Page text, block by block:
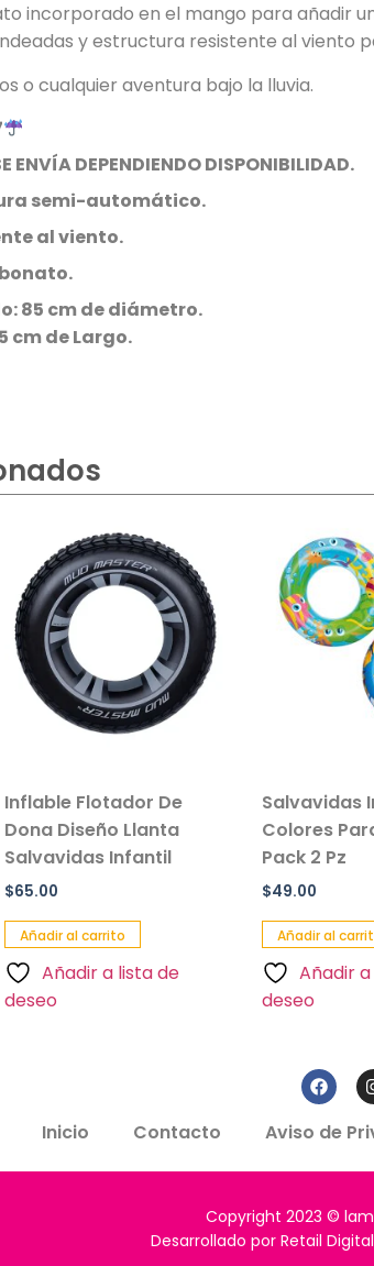
incorporado en el mango para añadir
y estructura resistente al viento
o cualquier aventura bajo la lluvia.
DEPENDIENDO DISPONIBILIDAD.
semi-automático.
al viento.
85 cm de diámetro.
cm de Largo.
Inflable Flotador De
Dona Diseño Llanta
Salvavidas Infantil
$65.00
Añadir al carrito
Añadir a lista de
deseo
Salvavidas
Colores
Pack 2 Pz
$49.00
Añadir al
Añadir
deseo
Inicio Contacto Aviso de
Copyright 2023 ©
Desarrollado por Retail